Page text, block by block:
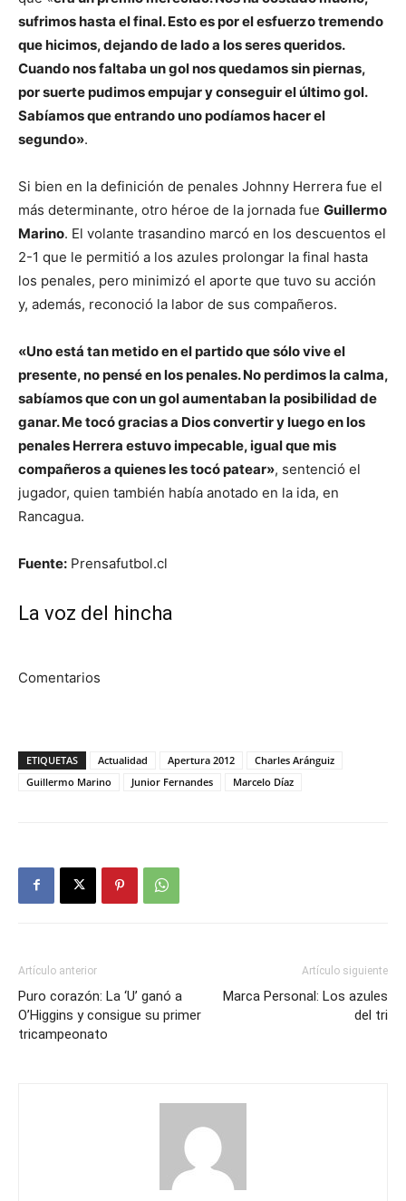
sufrimos hasta el final. Esto es por el esfuerzo tremendo
que hicimos, dejando de lado a los seres queridos.
Cuando nos faltaba un gol nos quedamos sin piernas,
por suerte pudimos empujar y conseguir el último gol.
Sabíamos que entrando uno podíamos hacer el
segundo».
Si bien en la definición de penales Johnny Herrera fue el
más determinante, otro héroe de la jornada fue Guillermo
Marino. El volante trasandino marcó en los descuentos el
2-1 que le permitió a los azules prolongar la final hasta
los penales, pero minimizó el aporte que tuvo su acción
y, además, reconoció la labor de sus compañeros.
«Uno está tan metido en el partido que sólo vive el
presente, no pensé en los penales. No perdimos la calma,
sabíamos que con un gol aumentaban la posibilidad de
ganar. Me tocó gracias a Dios convertir y luego en los
penales Herrera estuvo impecable, igual que mis
compañeros a quienes les tocó patear», sentenció el
jugador, quien también había anotado en la ida, en
Rancagua.
Fuente: Prensafutbol.cl
La voz del hincha
Comentarios
ETIQUETAS Actualidad Apertura 2012
Charles Aránguiz
Guillermo Marino
Junior Fernandes Marcelo Díaz
Artículo anterior
Puro corazón: La ‘U’ ganó a
O’Higgins y consigue su primer
tricampeonato
Artículo siguiente
Marca Personal: Los azules
del tri